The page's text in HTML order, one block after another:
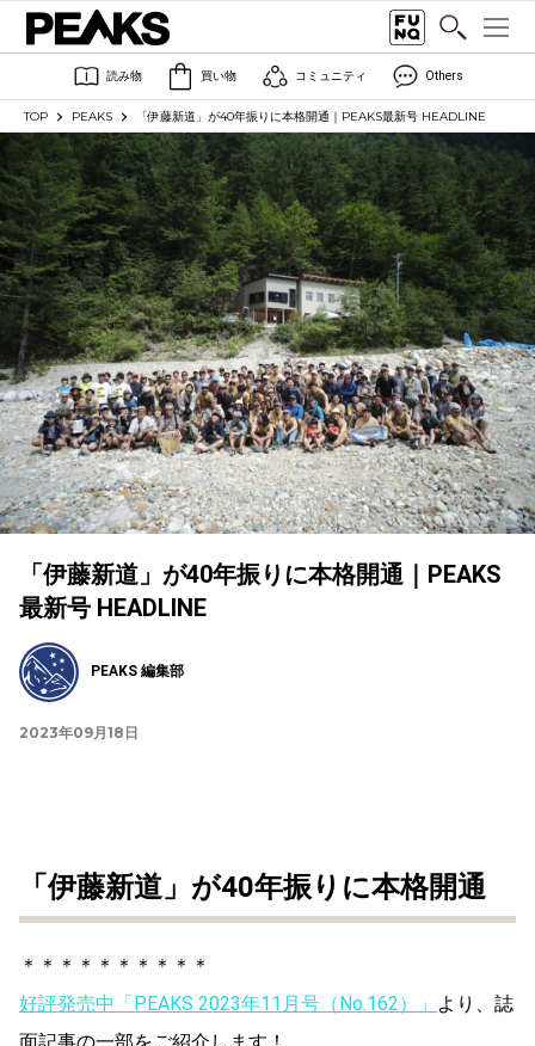
読み物 買い物 コミュニティ Others
TOP PEAKS 「伊藤新道」が40年振りに本格開通｜PEAKS最新号 HEADLINE
「伊藤新道」が40年振りに本格開通｜PEAKS
最新号 HEADLINE
PEAKS 編集部
2023年09月18日
「伊藤新道」が40年振りに本格開通
＊＊＊＊＊＊＊＊＊＊
好評発売中「PEAKS 2023年11月号（No.162）」 より、誌